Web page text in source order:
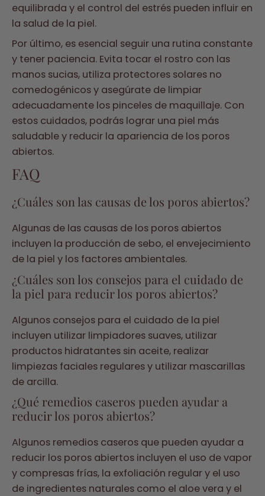
equilibrada y el control del estrés pueden influir en
la salud de la piel.
Por último, es esencial seguir una rutina constante
y tener paciencia. Evita tocar el rostro con las
manos sucias, utiliza protectores solares no
comedogénicos y asegúrate de limpiar
adecuadamente los pinceles de maquillaje. Con
estos cuidados, podrás lograr una piel más
saludable y reducir la apariencia de los poros
abiertos.
FAQ
¿Cuáles son las causas de los poros abiertos?
Algunas de las causas de los poros abiertos
incluyen la producción de sebo, el envejecimiento
de la piel y los factores ambientales.
¿Cuáles son los consejos para el cuidado de
la piel para reducir los poros abiertos?
Algunos consejos para el cuidado de la piel
incluyen utilizar limpiadores suaves, utilizar
productos hidratantes sin aceite, realizar
limpiezas faciales regulares y utilizar mascarillas
de arcilla.
¿Qué remedios caseros pueden ayudar a
reducir los poros abiertos?
Algunos remedios caseros que pueden ayudar a
reducir los poros abiertos incluyen el uso de vapor
y compresas frías, la exfoliación regular y el uso
de ingredientes naturales como el aloe vera y el